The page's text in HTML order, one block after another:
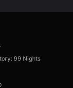
99 Nights